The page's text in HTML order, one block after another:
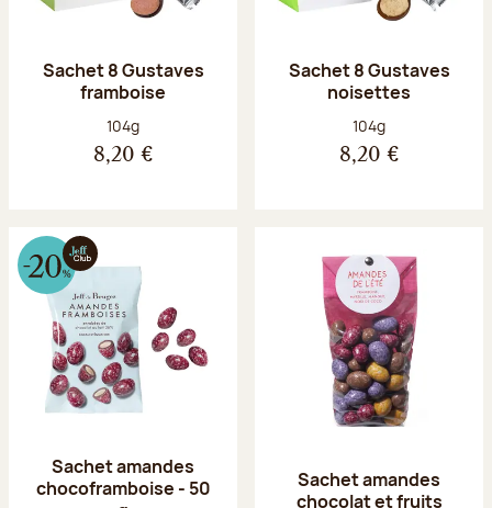
Sachet 8 Gustaves
framboise
Poids net :
104g
8,20 €
Sachet 8 Gustaves
noisettes
Poids net :
104g
8,20 €
Sachet amandes
chocoframboise - 50
Sachet amandes
chocolat et fruits